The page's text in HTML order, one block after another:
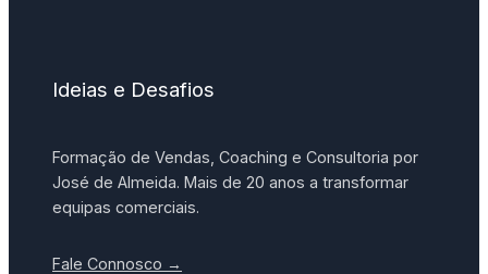
Ideias e Desafios
Formação de Vendas, Coaching e Consultoria por
José de Almeida. Mais de 20 anos a transformar
equipas comerciais.
Fale Connosco →